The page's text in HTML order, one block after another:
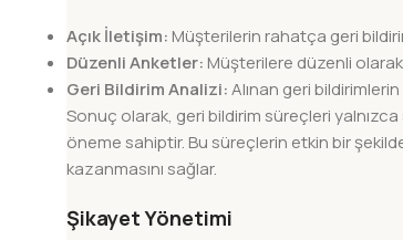
Açık İletişim: Müşterilerin rahatça geri
Düzenli Anketler: Müşterilere düzenli
Geri Bildirim Analizi:Alınan geri
Sonuç olarak, geri bildirim süreçleri
öneme sahiptir. Bu süreçlerin etkin bir
kazanmasını sağlar.
Şikayet Yönetimi